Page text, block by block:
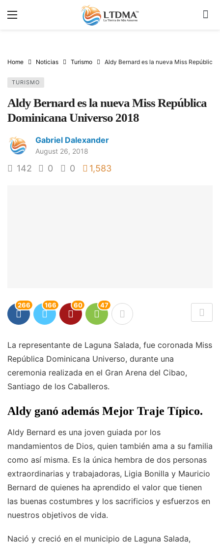
Home Noticias Turismo Aldy Bernard es la nueva Miss República
TURISMO
Aldy Bernard es la nueva Miss República
Dominicana Universo 2018
Gabriel Dalexander
August 26, 2018
142 0 0 1,583
266 166 60 47
La representante de Laguna Salada, fue coronada Miss
República Dominicana Universo, durante una
ceremonia realizada en el Gran Arena del Cibao,
Santiago de los Caballeros.
Aldy ganó además Mejor Traje Típico.
Aldy Bernard es una joven guiada por los
mandamientos de Dios, quien también ama a su familia
como así misma. Es la única hembra de dos personas
extraordinarias y trabajadoras, Ligia Bonilla y Mauricio
Bernard de quienes ha aprendido el valor que tienen
las buenas costumbres y los sacrificios y esfuerzos en
nuestros objetivos de vida.
Nació y creció en el municipio de Laguna Salada,